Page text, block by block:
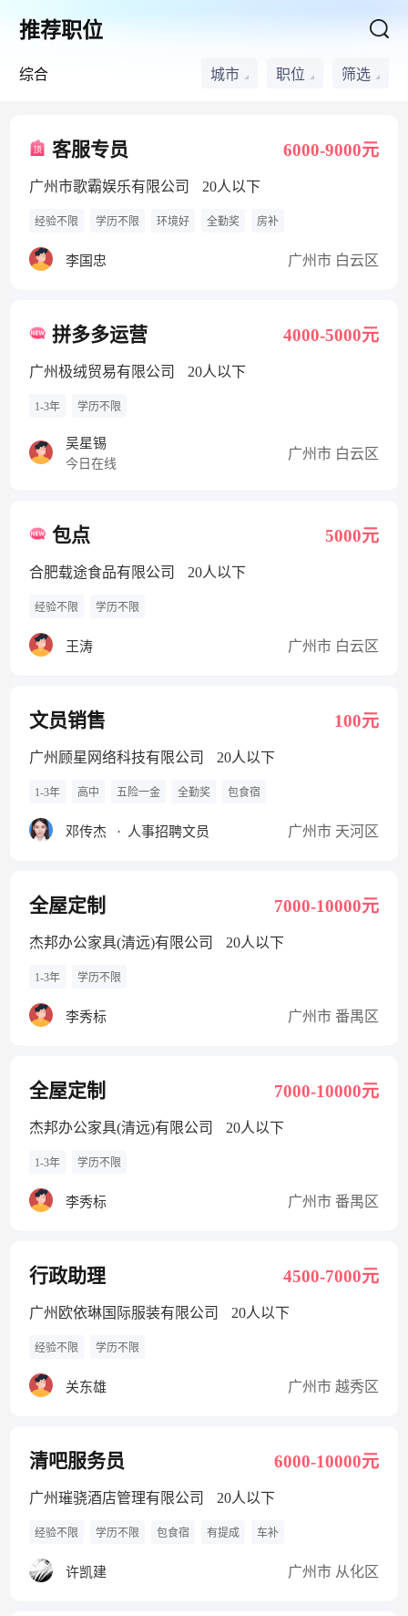
推荐职位
综合 城市 职位 筛选
客服专员 6000-9000元
广州市歌霸娱乐有限公司 20人以下
经验不限 学历不限 环境好 全勤奖 房补
李国忠 广州市 白云区
拼多多运营 4000-5000元
广州极绒贸易有限公司 20人以下
1-3年 学历不限
吴星锡
今日在线
广州市 白云区
包点 5000元
合肥载途食品有限公司 20人以下
经验不限 学历不限
王涛 广州市 白云区
文员销售 100元
广州顾星网络科技有限公司 20人以下
1-3年 高中 五险一金 全勤奖 包食宿
邓传杰 · 人事招聘文员 广州市 天河区
全屋定制 7000-10000元
杰邦办公家具(清远)有限公司 20人以下
1-3年 学历不限
李秀标 广州市 番禺区
全屋定制 7000-10000元
杰邦办公家具(清远)有限公司 20人以下
1-3年 学历不限
李秀标 广州市 番禺区
行政助理 4500-7000元
广州欧依琳国际服装有限公司 20人以下
经验不限 学历不限
关东雄 广州市 越秀区
清吧服务员 6000-10000元
广州璀骁酒店管理有限公司 20人以下
经验不限 学历不限 包食宿 有提成 车补
许凯建 广州市 从化区